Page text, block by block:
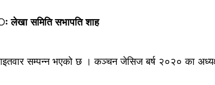
लेखा समिति सभापति शाह
सम्पन्न भएको छ । कञ्चन जेसिज बर्ष २०२० का अध्यक्ष